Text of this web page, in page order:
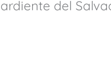
ardiente del